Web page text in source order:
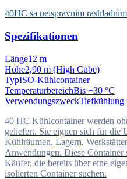
40HC sa neispravnim
Spezifikationen
Länge12 m
Höhe2,90 m (High Cube)
TypISO-Kühlcontainer
TemperaturbereichBis −30 °C
VerwendungszweckTiefkühlung
40 HC Kühlcontainer werden
geliefert. Sie eignen sich für die
Kühlräumen, Lagern,
Anwendungen. Diese
Käufer, die bereits über eine
isolierten Container suchen.